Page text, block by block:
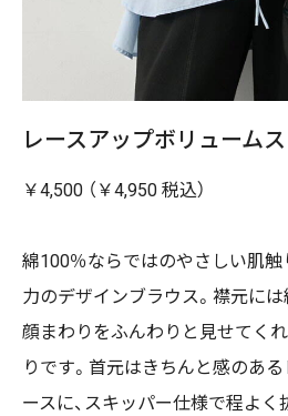
レースアップボリューム
￥4,500 （￥4,950 税込）
綿100％ならではのやさしい肌触
力のデザインブラウス。襟元には
顔まわりをふんわりと見せてく
りです。首元はきちんと感のあ
ースに、スキッパー仕様で程よく